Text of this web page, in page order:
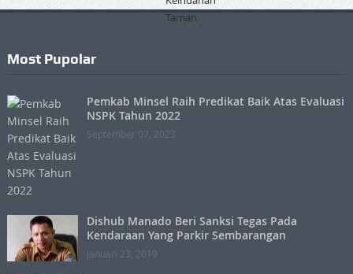
Most Pupolar
Pemkab Minsel Raih Predikat Baik Atas Evaluasi
NSPK Tahun 2022
September 07, 2023
Dishub Manado Beri Sanksi Tegas Pada
Kendaraan Yang Parkir Sembarangan
Januari 23, 2019